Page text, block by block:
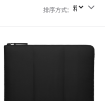
排序方式: 排序方式